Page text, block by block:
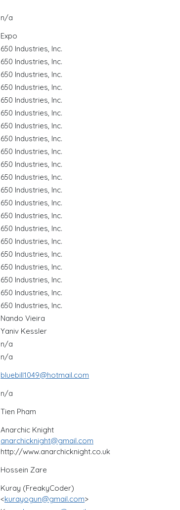
n/a
Expo
650 Industries, Inc.
650 Industries, Inc.
650 Industries, Inc.
650 Industries, Inc.
650 Industries, Inc.
650 Industries, Inc.
650 Industries, Inc.
650 Industries, Inc.
650 Industries, Inc.
650 Industries, Inc.
650 Industries, Inc.
650 Industries, Inc.
650 Industries, Inc.
650 Industries, Inc.
650 Industries, Inc.
650 Industries, Inc.
650 Industries, Inc.
650 Industries, Inc.
650 Industries, Inc.
650 Industries, Inc.
650 Industries, Inc.
Nando Vieira
Yaniv Kessler
n/a
n/a
bluebill1049@hotmail.com
n/a
Tien Pham
Anarchic Knight
anarchicknight@gmail.com
http://www.anarchicknight.co.uk
Hossein Zare
Kuray (FreakyCoder)
<kurayogun@gmail.com>